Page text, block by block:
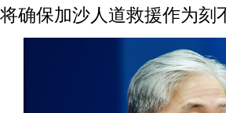
确保加沙人道救援作为刻